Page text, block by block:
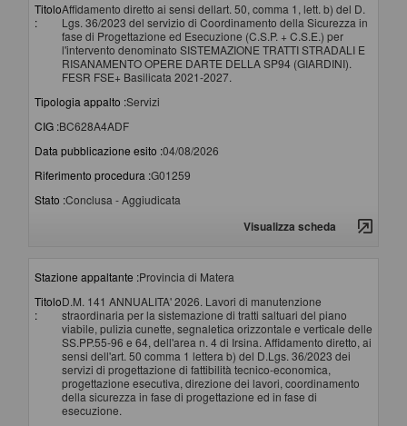
Titolo
:
Affidamento diretto ai sensi dellart. 50, comma 1, lett. b) del D.
Lgs. 36/2023 del servizio di Coordinamento della Sicurezza in
fase di Progettazione ed Esecuzione (C.S.P. + C.S.E.) per
l'intervento denominato SISTEMAZIONE TRATTI STRADALI E
RISANAMENTO OPERE DARTE DELLA SP94 (GIARDINI).
FESR FSE+ Basilicata 2021-2027.
Tipologia appalto :Servizi
CIG :BC628A4ADF
Data pubblicazione esito :04/08/2026
Riferimento procedura :G01259
Stato :Conclusa - Aggiudicata
Visualizza scheda
Stazione appaltante :Provincia di Matera
Titolo
:
D.M. 141 ANNUALITA' 2026. Lavori di manutenzione
straordinaria per la sistemazione di tratti saltuari del piano
viabile, pulizia cunette, segnaletica orizzontale e verticale delle
SS.PP.55-96 e 64, dell'area n. 4 di Irsina. Affidamento diretto, ai
sensi dell'art. 50 comma 1 lettera b) del D.Lgs. 36/2023 dei
servizi di progettazione di fattibilità tecnico-economica,
progettazione esecutiva, direzione dei lavori, coordinamento
della sicurezza in fase di progettazione ed in fase di
esecuzione.